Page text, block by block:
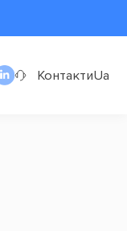
КонтактиUa